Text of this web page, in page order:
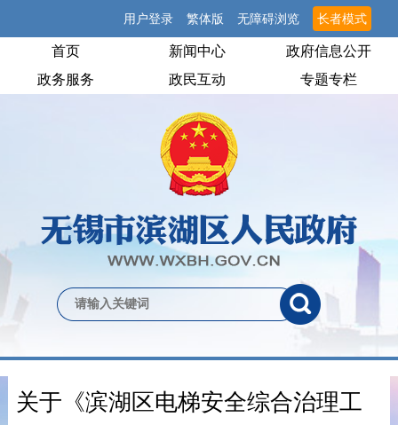
用户登录 繁体版 无障碍浏览 长者模式
首页 新闻中心
政府信息公开
政务服务
政民互动 专题专栏
关于《滨湖区电梯安全综合治理工